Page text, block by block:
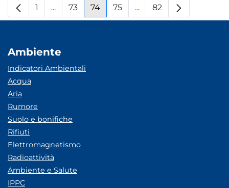
Pagina
1 ...Pagine intermedie
Pagina
73 Pagina
74 Pagina
75 ...Pagine intermedie
Pagina
82
Ambiente
Indicatori Ambientali
Acqua
Aria
Rumore
Suolo e bonifiche
Rifiuti
Elettromagnetismo
Radioattività
Ambiente e Salute
IPPC